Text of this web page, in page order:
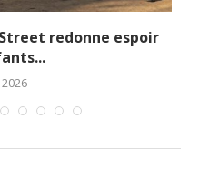
redonne espoir